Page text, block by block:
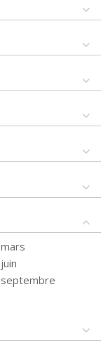
mars
juin
septembre